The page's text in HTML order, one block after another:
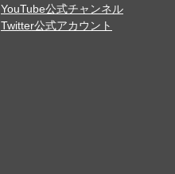
YouTube公式チャンネル
Twitter公式アカウント